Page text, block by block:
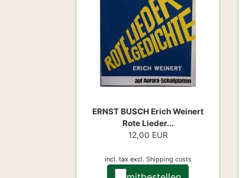
ERNST BUSCH Erich Weinert
Rote Lieder...
12,00 EUR
incl. taxexcl. Shipping costs